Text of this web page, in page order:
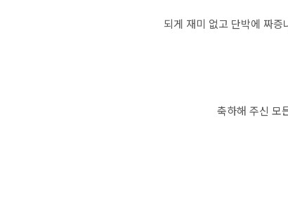
되게 재미 없고 단박에 짜
축하해 주신 모